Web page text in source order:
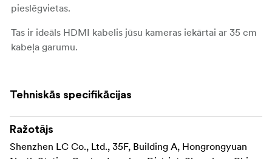
pieslēgvietas.
Tas ir ideāls HDMI kabelis jūsu kameras iekārtai ar 35 cm
kabeļa garumu.
1 x HDMI kabelis
Tehniskās specifikācijas
Ražotājs
Shenzhen LC Co., Ltd., 35F, Building A, Hongrongyuan